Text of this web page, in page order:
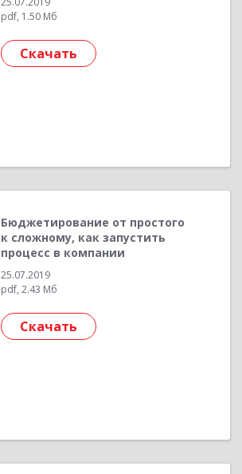
pdf, 1.50 Мб
Скачать
Бюджетирование от простого
к сложному, как запустить
процесс в компании
25.07.2019
pdf, 2.43 Мб
Скачать